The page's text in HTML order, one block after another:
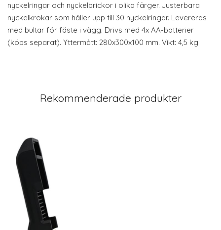
nyckelringar och nyckelbrickor i olika färger. Justerbara
nyckelkrokar som håller upp till 30 nyckelringar. Levereras
med bultar för fäste i vägg. Drivs med 4x AA-batterier
(köps separat). Yttermått: 280x300x100 mm. Vikt: 4,5 kg
Rekommenderade produkter